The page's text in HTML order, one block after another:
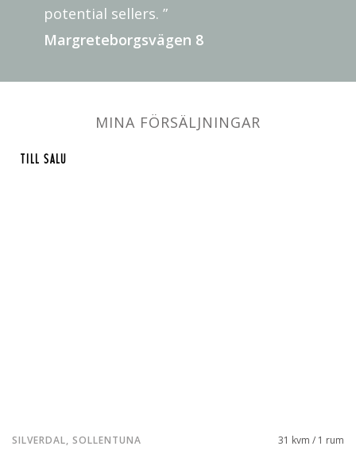
potential sellers. ”
Margreteborgsvägen 8
MINA FÖRSÄLJNINGAR
TILL SALU
SILVERDAL, SOLLENTUNA
31 kvm / 1 rum